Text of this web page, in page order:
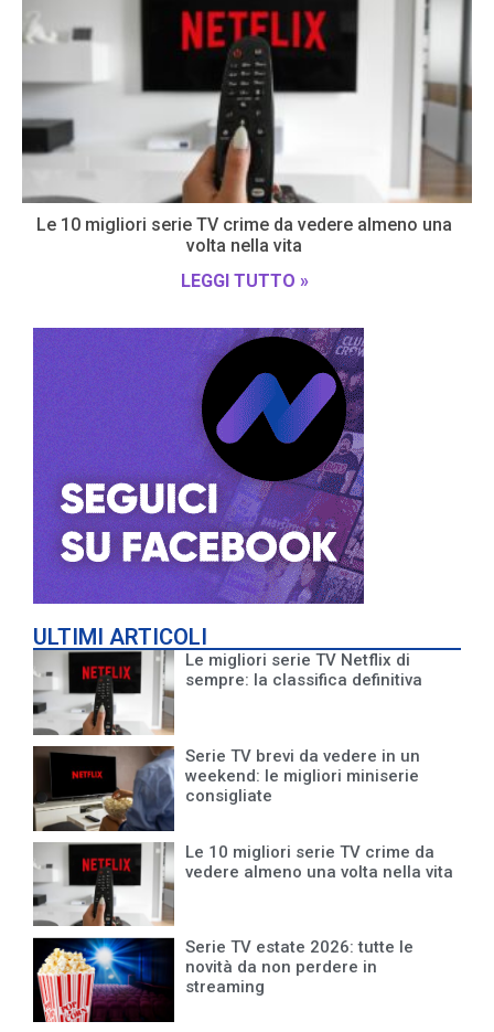
Le 10 migliori serie TV crime da vedere almeno una
volta nella vita
LEGGI TUTTO »
ULTIMI ARTICOLI
Le migliori serie TV Netflix di
sempre: la classifica definitiva
Serie TV brevi da vedere in un
weekend: le migliori miniserie
consigliate
Le 10 migliori serie TV crime da
vedere almeno una volta nella vita
Serie TV estate 2026: tutte le
novità da non perdere in
streaming